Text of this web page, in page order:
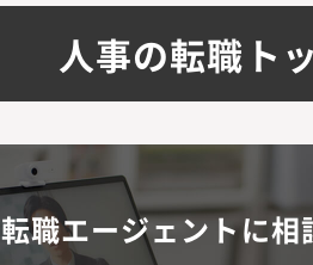
人事の転職ト
転職エージェントに相